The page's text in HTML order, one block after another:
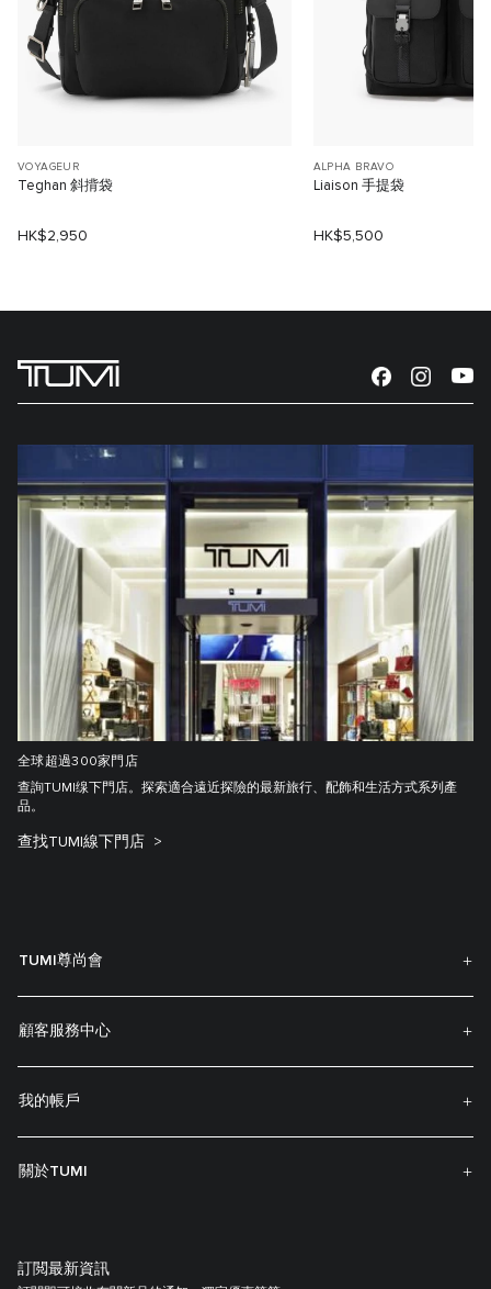
VOYAGEUR
Teghan 斜揹袋
HK$2,950
ALPHA BRAVO
Liaison 手提袋
HK$5,500
全球超過300家門店
查詢TUMI缐下門店。探索適合遠近探險的最新旅行、配飾和生活方式系列產
品。
查找TUMI線下門店
TUMI尊尚會
顧客服務中心
我的帳戶
關於TUMI
訂閲最新資訊